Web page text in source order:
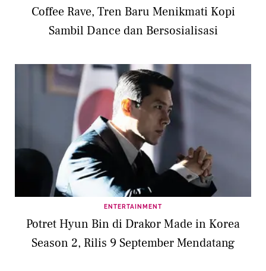
Coffee Rave, Tren Baru Menikmati Kopi
Sambil Dance dan Bersosialisasi
ENTERTAINMENT
Potret Hyun Bin di Drakor Made in Korea
Season 2, Rilis 9 September Mendatang